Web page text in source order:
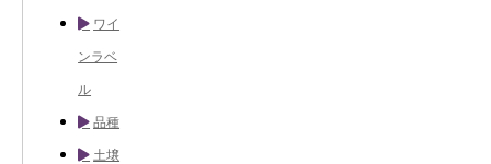
ワイ
ンラベ
ル
品種
土壌